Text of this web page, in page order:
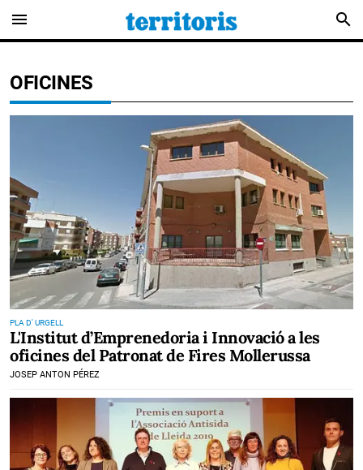
menu search
OFICINES
PLA D' URGELL
L'Institut d’Emprenedoria i Innovació a les
oficines del Patronat de Fires Mollerussa
JOSEP ANTON PÉREZ